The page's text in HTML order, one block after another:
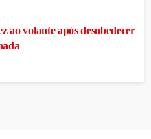
ao volante após desobedecer